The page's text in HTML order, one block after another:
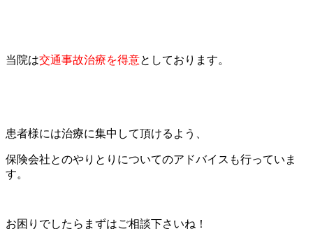
当院は交通事故治療を得意としております。
患者様には治療に集中して頂けるよう、
保険会社とのやりとりについてのアドバイスも行っていま
す。
お困りでしたらまずはご相談下さいね！